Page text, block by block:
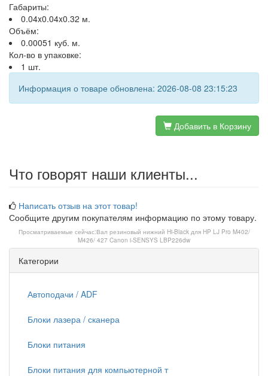
Габариты:
0.04x0.04x0.32 м.
Объём:
0.00051 куб. м.
Кол-во в упаковке:
1 шт.
Информация о товаре обновлена: 2026-08-08 23:15:23
Добавить в Корзину
Что говорят наши клиенты...
Написать отзыв на этот товар!
Сообщите другим покупателям информацию по этому товару.
Просматриваемые сейчас:Вал резиновый нижний Hi-Black для HP LJ Pro M402/
M426/ 427 Canon i-SENSYS LBP226dw
Категории
Автоподачи / ADF
Блоки лазера / сканера
Блоки питания
Блоки питания для компьютерной т